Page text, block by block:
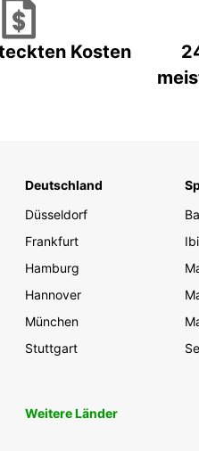
Kosten
Deutschland
Düsseldorf
Frankfurt
Hamburg
Hannover
München
Stuttgart
Weitere Länder